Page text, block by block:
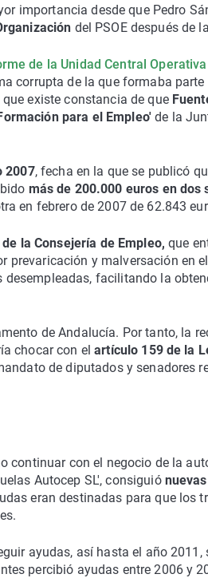
importancia desde que Pedro
del PSOE después de
de la Unidad Central Operativa
corrupta de la que formaba
existe constancia de que
para el Empleo'de la
2007, fecha en la que se publicó
más de 200.000 euros en dos
en febrero de 2007 de 62.843
la Consejería de Empleo,que
prevaricación y malversación en el
facilitando la
de Andalucía. Por tanto, la
chocar con el artículo 159 de la
de diputados y senadores
continuar con el negocio de la
Autocep SL', consiguió
eran destinadas para que los
ayudas, así hasta el año
percibió ayudas entre 2006 y